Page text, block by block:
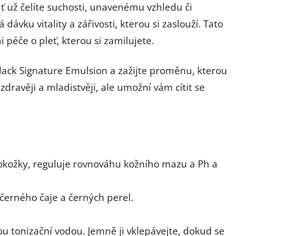
už čelíte suchosti, unavenému vzhledu či
vitality a zářivosti, kterou si zaslouží. Tato
péče o pleť, kterou si zamilujete.
Signature Emulsion a zažijte proměnu, kterou
a mladistvěji, ale umožní vám cítit se
reguluje rovnováhu kožního mazu a Ph a
čaje a černých perel.
tonizační vodou. Jemně ji vklepávejte, dokud se